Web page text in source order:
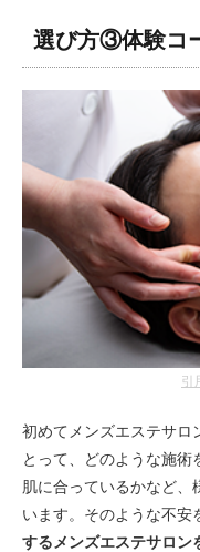
選び方③体験コ
引
初めてメンズエステサロ
とって、どのような施
肌に合っているかなど、
います。そのような不安
するメンズエステサロン